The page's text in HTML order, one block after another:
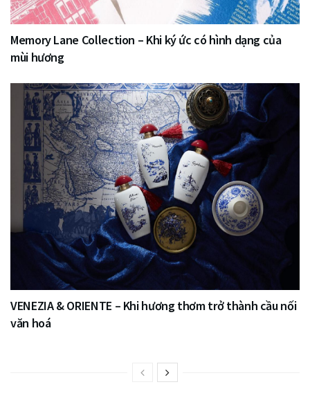
Memory Lane Collection – Khi ký ức có hình dạng của
mùi hương
VENEZIA & ORIENTE – Khi hương thơm trở thành cầu nối
văn hoá